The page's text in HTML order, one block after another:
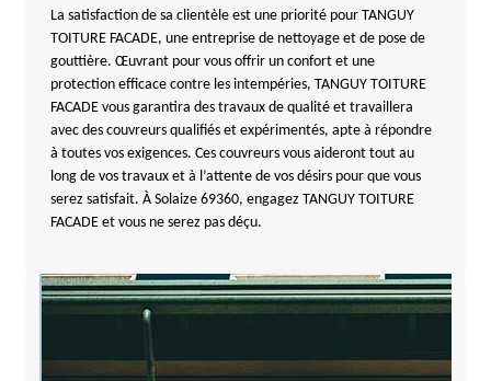
La satisfaction de sa clientèle est une priorité pour TANGUY
TOITURE FACADE, une entreprise de nettoyage et de pose de
gouttière. Œuvrant pour vous offrir un confort et une
protection efficace contre les intempéries, TANGUY TOITURE
FACADE vous garantira des travaux de qualité et travaillera
avec des couvreurs qualifiés et expérimentés, apte à répondre
à toutes vos exigences. Ces couvreurs vous aideront tout au
long de vos travaux et à l’attente de vos désirs pour que vous
serez satisfait. À Solaize 69360, engagez TANGUY TOITURE
FACADE et vous ne serez pas déçu.